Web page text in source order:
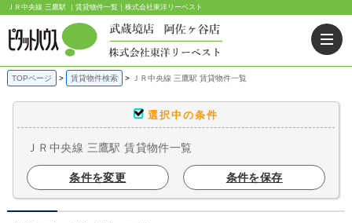
ＪＲ中央線 三鷹駅 ｜賃貸物件一覧｜株式会社東洋リーベスト
TOPページ 賃貸物件検索 ＪＲ中央線 三鷹駅 賃貸物件一覧
選択中の条件
ＪＲ中央線 三鷹駅 賃貸物件一覧
条件を変更 条件を保存